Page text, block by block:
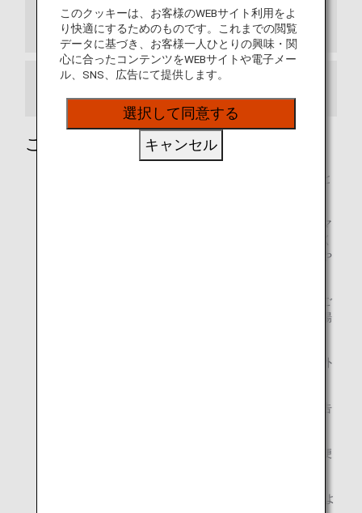
スター アライアンスコネクティングパートナ
ご注意
積算率・積算対象クラスは、搭乗日時点のものが適用と
提携航空会社運航のコードシェア便をご利用の場合、マ
積算率に基づきます。そのため、積算率が異なる場合や
ANA各種割引運賃や、ペックス運賃旅程中の提携他社ご
搭乗分につきましては、各社によって積算率が異なる場
航空券購入元の規定によって、各社が定めた積算対象外
提携航空会社によって、積算率・積算対象クラスが予告
提携航空会社が他航空会社と行っているコードシェア便
スター アライアンス世界一周運賃の積算率は、各社によ
このクッキーは、お客様のWEBサイト利用をよ
り快適にするためのものです。これまでの閲覧
データに基づき、お客様一人ひとりの興味・関
心に合ったコンテンツをWEBサイトや電子メー
ル、SNS、広告にて提供します。
選択して同意する
キャンセル